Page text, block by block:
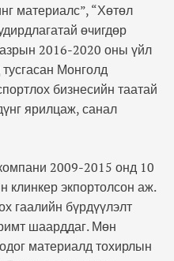
материалс”, “Хөтөл
өчигдөр
2016-2020 оны үйл
Монголд
бизнесийн таатай
ярилцаж, санал
2009-2015 онд 10
клинкер экпортолсон аж.
гаалийн бүрдүүлэлт
шаарддаг. Мөн
материалд тохирлын